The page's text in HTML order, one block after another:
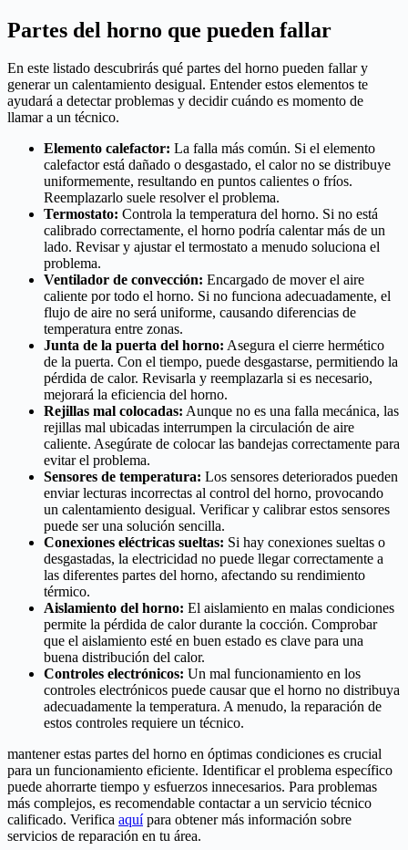
Partes del horno que pueden fallar
En este listado descubrirás qué partes del horno pueden fallar y
generar un calentamiento desigual. Entender estos elementos te
ayudará a detectar problemas y decidir cuándo es momento de
llamar a un técnico.
Elemento calefactor: La falla más común. Si el elemento
calefactor está dañado o desgastado, el calor no se distribuye
uniformemente, resultando en puntos calientes o fríos.
Reemplazarlo suele resolver el problema.
Termostato: Controla la temperatura del horno. Si no está
calibrado correctamente, el horno podría calentar más de un
lado. Revisar y ajustar el termostato a menudo soluciona el
problema.
Ventilador de convección: Encargado de mover el aire
caliente por todo el horno. Si no funciona adecuadamente, el
flujo de aire no será uniforme, causando diferencias de
temperatura entre zonas.
Junta de la puerta del horno: Asegura el cierre hermético
de la puerta. Con el tiempo, puede desgastarse, permitiendo la
pérdida de calor. Revisarla y reemplazarla si es necesario,
mejorará la eficiencia del horno.
Rejillas mal colocadas: Aunque no es una falla mecánica, las
rejillas mal ubicadas interrumpen la circulación de aire
caliente. Asegúrate de colocar las bandejas correctamente para
evitar el problema.
Sensores de temperatura: Los sensores deteriorados pueden
enviar lecturas incorrectas al control del horno, provocando
un calentamiento desigual. Verificar y calibrar estos sensores
puede ser una solución sencilla.
Conexiones eléctricas sueltas: Si hay conexiones sueltas o
desgastadas, la electricidad no puede llegar correctamente a
las diferentes partes del horno, afectando su rendimiento
térmico.
Aislamiento del horno: El aislamiento en malas condiciones
permite la pérdida de calor durante la cocción. Comprobar
que el aislamiento esté en buen estado es clave para una
buena distribución del calor.
Controles electrónicos: Un mal funcionamiento en los
controles electrónicos puede causar que el horno no distribuya
adecuadamente la temperatura. A menudo, la reparación de
estos controles requiere un técnico.
mantener estas partes del horno en óptimas condiciones es crucial
para un funcionamiento eficiente. Identificar el problema específico
puede ahorrarte tiempo y esfuerzos innecesarios. Para problemas
más complejos, es recomendable contactar a un servicio técnico
calificado. Verifica aquípara obtener más información sobre
servicios de reparación en tu área.